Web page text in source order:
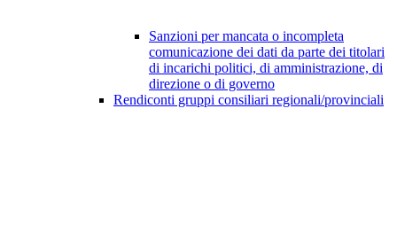
Sanzioni per mancata o incompleta
comunicazione dei dati da parte dei titolari
di incarichi politici, di amministrazione, di
direzione o di governo
Rendiconti gruppi consiliari regionali/provinciali